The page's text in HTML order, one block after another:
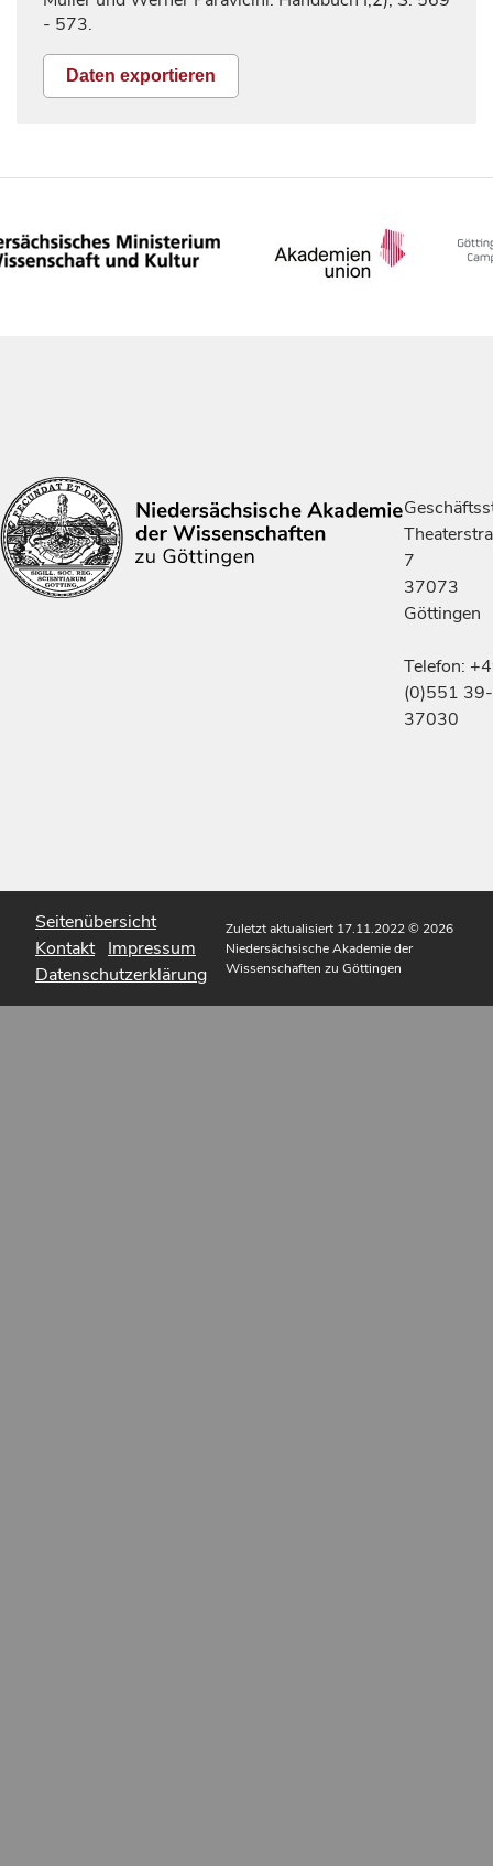
- 573.
Daten exportieren
7
37073
Göttingen
Telefon:
(0)551 39-
37030
Seitenübersicht
Kontakt Impressum
Datenschutzerklärung
Zuletzt aktualisiert 17.11.2022© 2026
Niedersächsische Akademie der
Wissenschaften zu Göttingen